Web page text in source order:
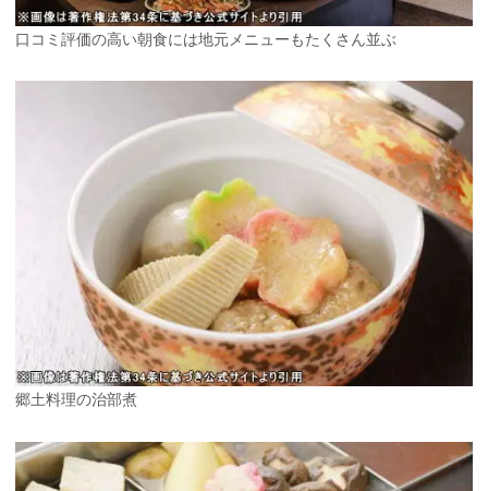
口コミ評価の高い朝食には地元メニューもたくさん並ぶ
郷土料理の治部煮